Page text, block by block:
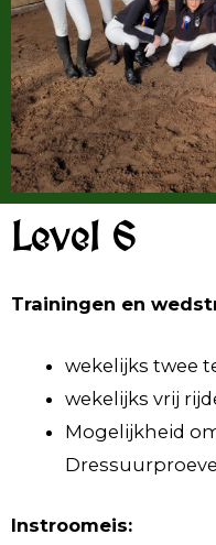
Level 6
Trainingen en
wekelijks twee
wekelijks vrij
Mogelijkheid
Instroomeis: